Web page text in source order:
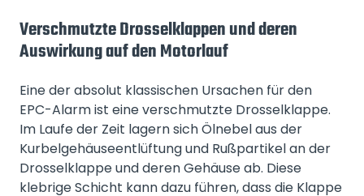
Verschmutzte Drosselklappen und deren
Auswirkung auf den Motorlauf
Eine der absolut klassischen Ursachen für den
EPC-Alarm ist eine verschmutzte Drosselklappe.
Im Laufe der Zeit lagern sich Ölnebel aus der
Kurbelgehäuseentlüftung und Rußpartikel an der
Drosselklappe und deren Gehäuse ab. Diese
klebrige Schicht kann dazu führen, dass die Klappe